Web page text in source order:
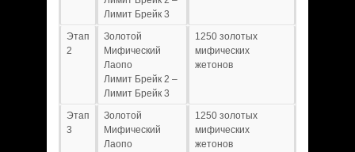
Лимит Брейк 3
Этап
2
Золотой
Мифический
Лаопо
Лимит Брейк 2 –
Лимит Брейк 3
1250 золотых
мифических
жетонов
Этап
3
Золотой
Мифический
Лаопо
1250 золотых
мифических
жетонов